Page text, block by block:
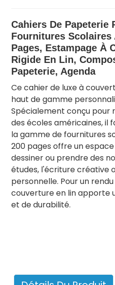
Cahiers De Papeterie
Fournitures Scolaires
Pages, Estampage À
Rigide En Lin,
Papeterie, Agenda
Ce cahier de luxe à
haut de gamme
Spécialement conçu pour
des écoles américaines,
la gamme de fournitures
200 pages offre un
dessiner ou prendre des
études, l'écriture créative
personnelle. Pour un
couverture en lin apporte
et de durabilité.